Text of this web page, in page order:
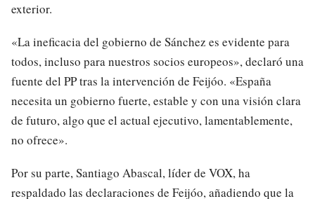
exterior.
«La ineficacia del gobierno de Sánchez es evidente para
todos, incluso para nuestros socios europeos», declaró una
fuente del PP tras la intervención de Feijóo. «España
necesita un gobierno fuerte, estable y con una visión clara
de futuro, algo que el actual ejecutivo, lamentablemente,
no ofrece».
Por su parte, Santiago Abascal, líder de VOX, ha
respaldado las declaraciones de Feijóo, añadiendo que la